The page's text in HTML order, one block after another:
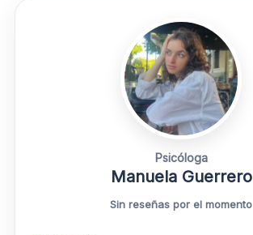
Psicóloga
Manuela Guerrero
Sin reseñas por el momento